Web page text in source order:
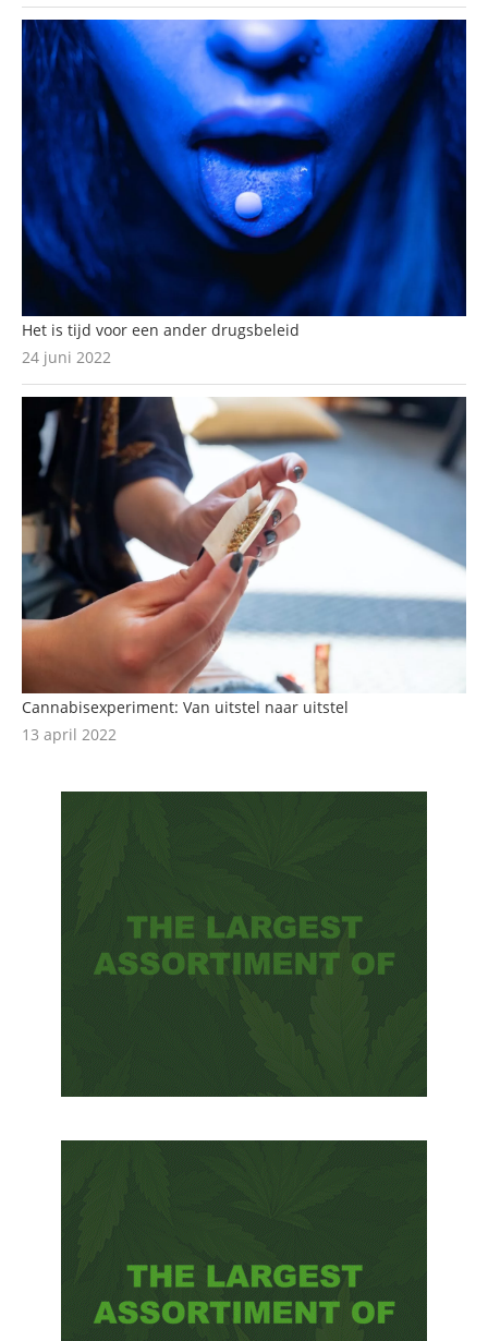
Het is tijd voor een ander drugsbeleid
24 juni 2022
Cannabisexperiment: Van uitstel naar uitstel
13 april 2022